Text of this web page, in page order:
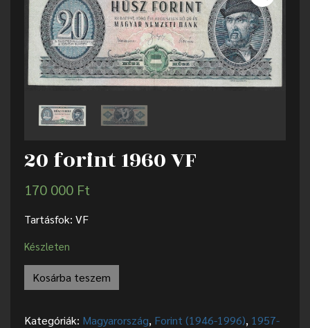
20 forint 1960 VF
170 000 Ft
Tartásfok: VF
Készleten
Kosárba teszem
Kategóriák: Magyarország, Forint (1946-1996), 1957-